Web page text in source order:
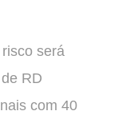
será
RD
com 40